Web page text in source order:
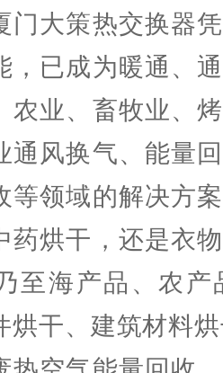
门大策热交换器
，已成为暖通、
农业、畜牧业、
通风换气、能量
等领域的解决方
药烘干，还是衣
至海产品、农
烘干、建筑材料